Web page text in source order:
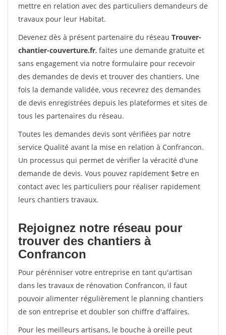
mettre en relation avec des particuliers demandeurs de
travaux pour leur Habitat.
Devenez dès à présent partenaire du réseau Trouver-
chantier-couverture.fr, faites une demande gratuite et
sans engagement via notre formulaire pour recevoir
des demandes de devis et trouver des chantiers. Une
fois la demande validée, vous recevrez des demandes
de devis enregistrées depuis les plateformes et sites de
tous les partenaires du réseau.
Toutes les demandes devis sont vérifiées par notre
service Qualité avant la mise en relation à Confrancon.
Un processus qui permet de vérifier la véracité d'une
demande de devis. Vous pouvez rapidement $etre en
contact avec les particuliers pour réaliser rapidement
leurs chantiers travaux.
Rejoignez notre réseau pour
trouver des chantiers à
Confrancon
Pour pérénniser votre entreprise en tant qu'artisan
dans les travaux de rénovation Confrancon, il faut
pouvoir alimenter régulièrement le planning chantiers
de son entreprise et doubler son chiffre d'affaires.
Pour les meilleurs artisans, le bouche à oreille peut